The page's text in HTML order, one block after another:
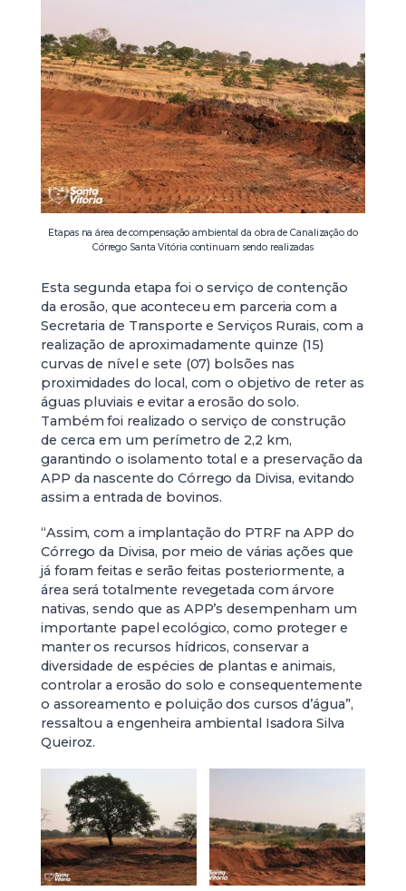
Etapas na área de compensação ambiental da obra de Canalização do
Córrego Santa Vitória continuam sendo realizadas
Esta segunda etapa foi o serviço de contenção
da erosão, que aconteceu em parceria com a
Secretaria de Transporte e Serviços Rurais, com a
realização de aproximadamente quinze (15)
curvas de nível e sete (07) bolsões nas
proximidades do local, com o objetivo de reter as
águas pluviais e evitar a erosão do solo.
Também foi realizado o serviço de construção
de cerca em um perímetro de 2,2 km,
garantindo o isolamento total e a preservação da
APP da nascente do Córrego da Divisa, evitando
assim a entrada de bovinos.
“Assim, com a implantação do PTRF na APP do
Córrego da Divisa, por meio de várias ações que
já foram feitas e serão feitas posteriormente, a
área será totalmente revegetada com árvore
nativas, sendo que as APP’s desempenham um
importante papel ecológico, como proteger e
manter os recursos hídricos, conservar a
diversidade de espécies de plantas e animais,
controlar a erosão do solo e consequentemente
o assoreamento e poluição dos cursos d’água”,
ressaltou a engenheira ambiental Isadora Silva
Queiroz.